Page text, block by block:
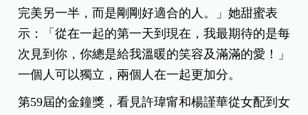
完美另一半，而是剛剛好適合的人。」她甜蜜表
示：「從在一起的第一天到現在，我最期待的是每
次見到你，你總是給我溫暖的笑容及滿滿的愛！」
一個人可以獨立，兩個人在一起更加分。
第59屆的金鐘獎，看見許瑋甯和楊謹華從女配到女